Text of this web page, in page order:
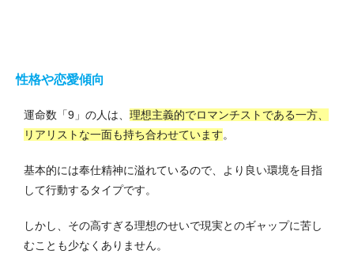
性格や恋愛傾向
運命数「9」の人は、 理想主義的でロマンチストである一方、
リアリストな一面も持ち合わせています。
基本的には奉仕精神に溢れているので、より良い環境を目指
して行動するタイプです。
しかし、その高すぎる理想のせいで現実とのギャップに苦し
むことも少なくありません。